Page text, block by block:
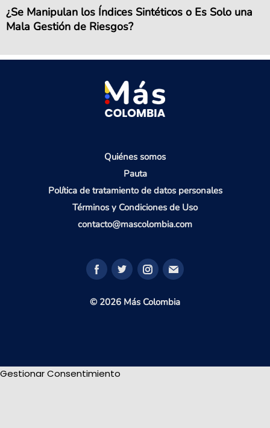
¿Se Manipulan los Índices Sintéticos o Es Solo una
Mala Gestión de Riesgos?
Quiénes somos
Pauta
Política de tratamiento de datos personales
Términos y Condiciones de Uso
contacto@mascolombia.com
© 2026 Más Colombia
Gestionar Consentimiento